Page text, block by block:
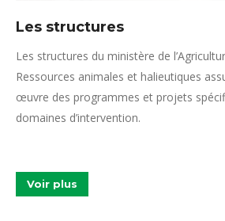
Les structures
Les structures du ministère de
Ressources animales et halieutiques
œuvre des programmes et projets
domaines d’intervention.
Voir plus